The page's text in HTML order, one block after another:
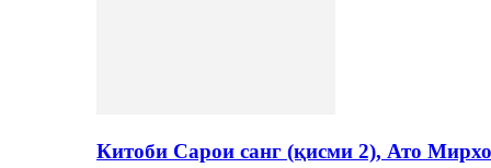
Китоби Сарои санг (қисми 2), Ато